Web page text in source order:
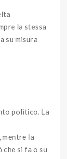
la stessa
su misura
politico. La
la
che si fa o su